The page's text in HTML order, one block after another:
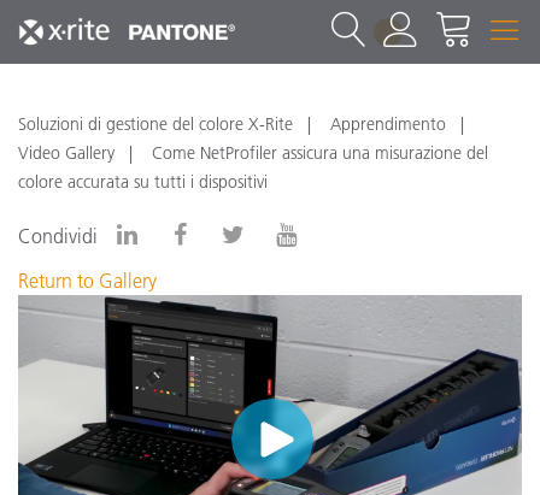
1
Soluzioni di gestione del colore X-Rite
Apprendimento
Video Gallery
Come NetProfiler assicura una misurazione del
colore accurata su tutti i dispositivi
Condividi
Return to Gallery